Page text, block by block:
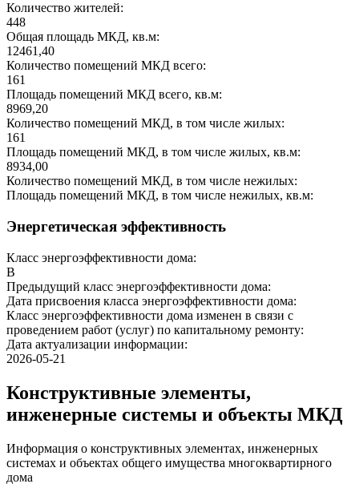
Количество жителей:
448
Общая площадь МКД, кв.м:
12461,40
Количество помещений МКД всего:
161
Площадь помещений МКД всего, кв.м:
8969,20
Количество помещений МКД, в том числе жилых:
161
Площадь помещений МКД, в том числе жилых, кв.м:
8934,00
Количество помещений МКД, в том числе нежилых:
Площадь помещений МКД, в том числе нежилых, кв.м:
Энергетическая эффективность
Класс энергоэффективности дома:
B
Предыдущий класс энергоэффективности дома:
Дата присвоения класса энергоэффективности дома:
Класс энергоэффективности дома изменен в связи с
проведением работ (услуг) по капитальному ремонту:
Дата актуализации информации:
2026-05-21
Конструктивные элементы,
инженерные системы и объекты МКД
Информация о конструктивных элементах, инженерных
системах и объектах общего имущества многоквартирного
дома